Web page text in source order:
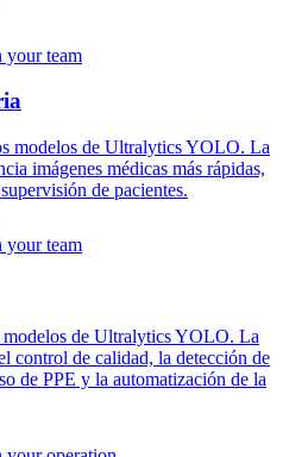
modelos de Ultralytics YOLO. La
imágenes médicas más rápidas,
de pacientes.
de Ultralytics YOLO. La
control de calidad, la detección de
de PPE y la automatización de la